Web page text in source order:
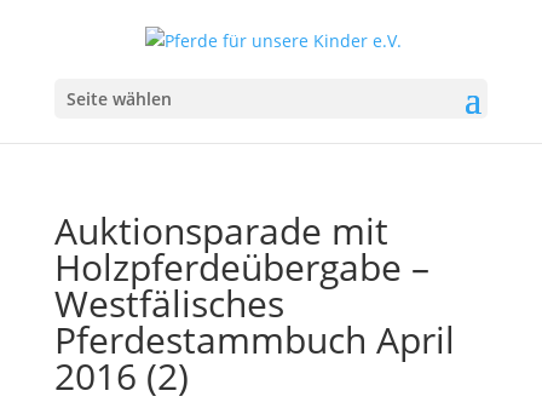
Seite wählen
Auktionsparade mit
Holzpferdeübergabe –
Westfälisches
Pferdestammbuch April
2016 (2)